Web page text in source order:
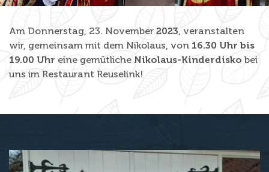
Am Donnerstag, 23. November 2023, veranstalten
wir, gemeinsam mit dem Nikolaus, von 16.30 Uhr bis
19.00 Uhr eine gemütliche Nikolaus-Kinderdisko bei
uns im Restaurant Reuselink!